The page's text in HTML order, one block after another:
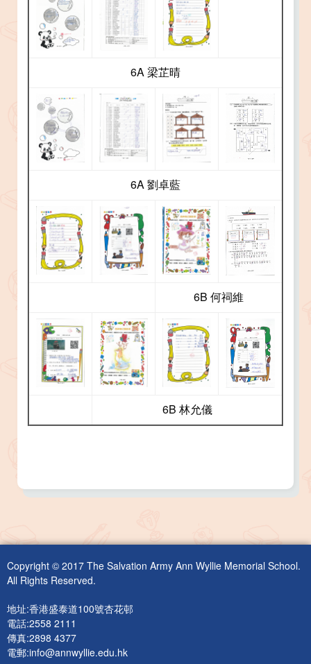
6A 梁芷晴
6A 劉卓藍
6B 何祠維
6B 林允儀
Copyright © 2017 The Salvation Army Ann Wyllie Memorial School.
All Rights Reserved.
地址:香港盛泰道100號杏花邨
電話:2558 2111
傳真:2898 4377
電郵:info@annwyllie.edu.hk